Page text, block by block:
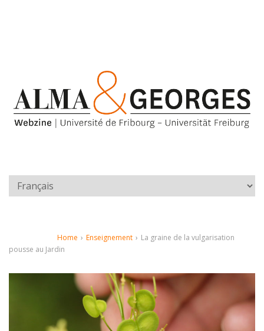
Home › Enseignement › La graine de la vulgarisation
pousse au Jardin